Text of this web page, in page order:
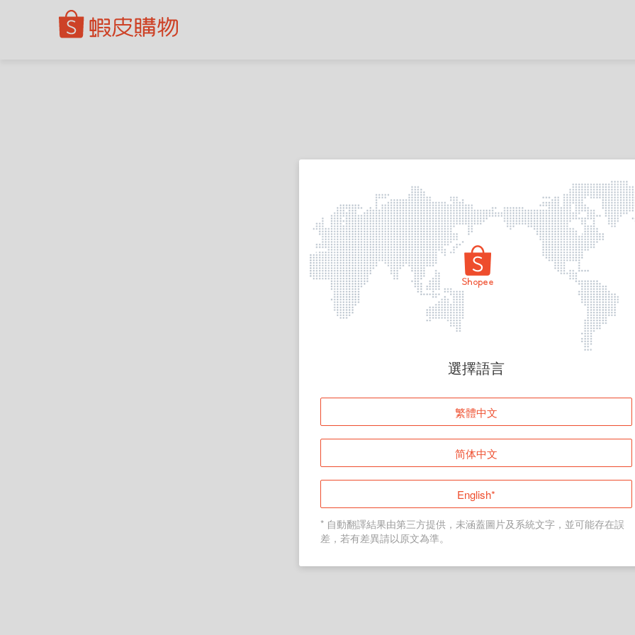
頁面無法顯示
登入
返回首頁
選擇語言
繁體中文
简体中文
English*
* 自動翻譯結果由第三方提供，未涵蓋圖片及系統文字，並可能存在誤
差，若有差異請以原文為準。